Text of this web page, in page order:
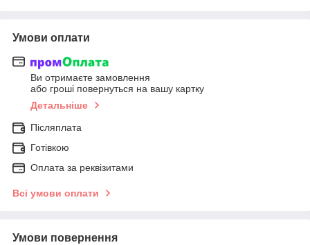
Умови оплати
Ви отримаєте замовлення
або гроші повернуться на вашу картку
Детальніше
Післяплата
Готівкою
Оплата за реквізитами
Всі умови оплати
Умови повернення